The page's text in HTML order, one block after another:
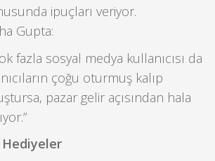
ipuçları veriyor.
Gupta:
fazla sosyal medya kullanıcısı da
çoğu oturmuş kalıp
pazar gelir açısından hala
Hediyeler